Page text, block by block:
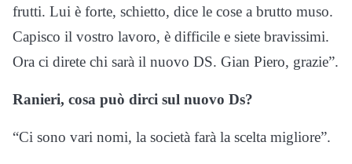
frutti. Lui è forte, schietto, dice le cose a brutto muso.
Capisco il vostro lavoro, è difficile e siete bravissimi.
Ora ci direte chi sarà il nuovo DS. Gian Piero, grazie”.
Ranieri, cosa può dirci sul nuovo Ds?
“Ci sono vari nomi, la società farà la scelta migliore”.